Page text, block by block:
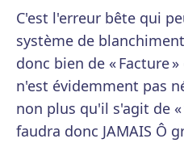
C'est l'erreur bête qui
système de
donc bien de « Facture »
n'est évidemment pas
non plus qu'il s'agit de
faudra donc JAMAIS Ô